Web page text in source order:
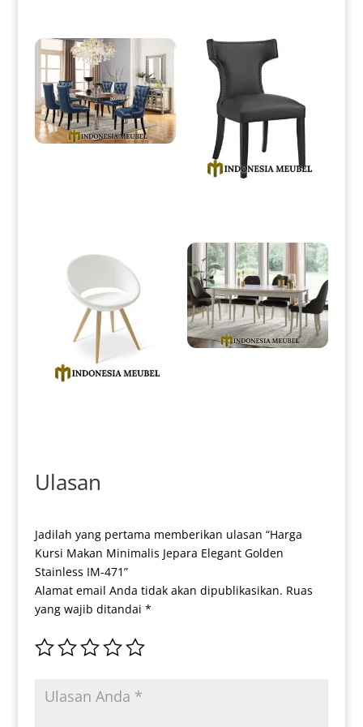
Ulasan
Jadilah yang pertama memberikan ulasan “Harga
Kursi Makan Minimalis Jepara Elegant Golden
Stainless IM-471”
Alamat email Anda tidak akan dipublikasikan. Ruas
yang wajib ditandai *